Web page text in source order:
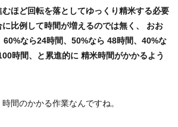
むほど回転を落としてゆっくり精米する必要
比例して時間が増えるのでは無く、 おお
60%なら24時間、50%なら 48時間、40%な
時間、と累進的に 精米時間がかかるよう
間のかかる作業なんですね。